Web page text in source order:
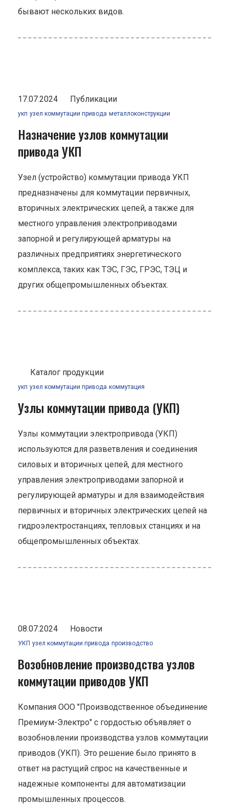
бывают нескольких видов.
17.07.2024 Публикации
укп узел коммутации привода металлоконструкции
Назначение узлов коммутации
привода УКП
Узел (устройство) коммутации привода УКП
предназначены для коммутации первичных,
вторичных электрических цепей, а также для
местного управления электроприводами
запорной и регулирующей арматуры на
различных предприятиях энергетического
комплекса, таких как ТЭС, ГЭС, ГРЭС, ТЭЦ и
других общепромышленных объектах.
Каталог продукции
укп узел коммутации привода коммутация
Узлы коммутации привода (УКП)
Узлы коммутации электропривода (УКП)
используются для разветвления и соединения
силовых и вторичных цепей, для местного
управления электроприводами запорной и
регулирующей арматуры и для взаимодействия
первичных и вторичных электрических цепей на
гидроэлектростанциях, тепловых станциях и на
общепромышленных объектах.
08.07.2024 Новости
УКП узел коммутации привода производство
Возобновление производства узлов
коммутации приводов УКП
Компания ООО "Производственное объединение
Премиум-Электро" с гордостью объявляет о
возобновлении производства узлов коммутации
приводов (УКП). Это решение было принято в
ответ на растущий спрос на качественные и
надежные компоненты для автоматизации
промышленных процессов.